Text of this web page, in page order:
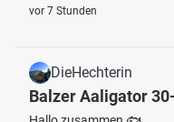
vor 7 Stunden
DieHechterin
Balzer Aaligator